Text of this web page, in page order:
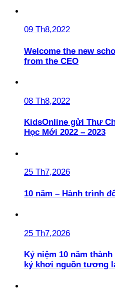
09 Th8,2022
Welcome the new
from the CEO
08 Th8,2022
KidsOnline gửi Thư
Học Mới 2022 – 2023
25 Th7,2026
10 năm – Hành trình
25 Th7,2026
Kỷ niệm 10 năm
kỷ khơi nguồn tương